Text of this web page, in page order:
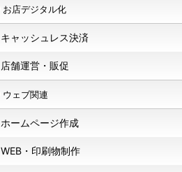
お店デジタル化
キャッシュレス決済
店舗運営・販促
ウェブ関連
ホームページ作成
WEB・印刷物制作